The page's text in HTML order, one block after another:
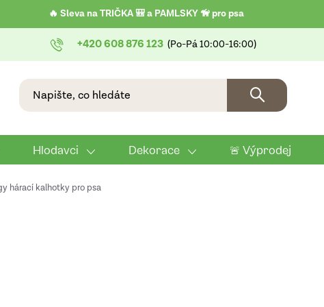
🔥 Sleva na TRIČKA 🎒 a PAMLSKY 🦮 pro psa
+420 608 876 123
Hlodavci Dekorace 🚨 Výprodej
hárací kalhotky pro psa